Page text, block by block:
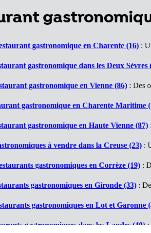
gastronomique en Charente (16) :
gastronomique dans les Deux Sèvres
gastronomique en Vienne (86) : Des
gastronomique en Charente Maritime
gastronomique en Haute Vienne (87)
à vendre dans la Creuse (23) :
gastronomiques en Corrèze (19) :
gastronomiques en Gironde (33) :
gastronomiques en Lot et Garonne
gastronomiques dans les Landes (40):